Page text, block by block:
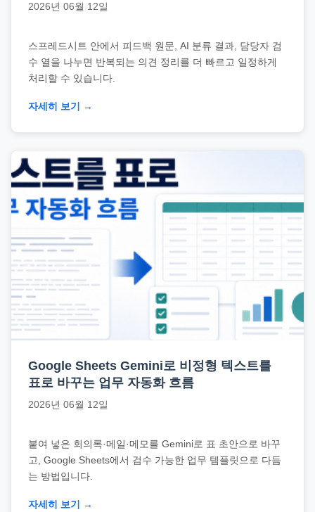
2026년 06월 12일
스프레드시트 안에서 피드백 원문, AI 분류 결과, 담당자 검
수 열을 나누면 반복되는 의견 정리를 더 빠르고 일정하게
처리할 수 있습니다.
자세히 보기 →
Google Sheets Gemini로 비정형 텍스트를
표로 바꾸는 업무 자동화 흐름
2026년 06월 12일
붙여 넣은 회의록·메일·메모를 Gemini로 표 초안으로 바꾸
고, Google Sheets에서 검수 가능한 업무 템플릿으로 다듬
는 방법입니다.
자세히 보기 →